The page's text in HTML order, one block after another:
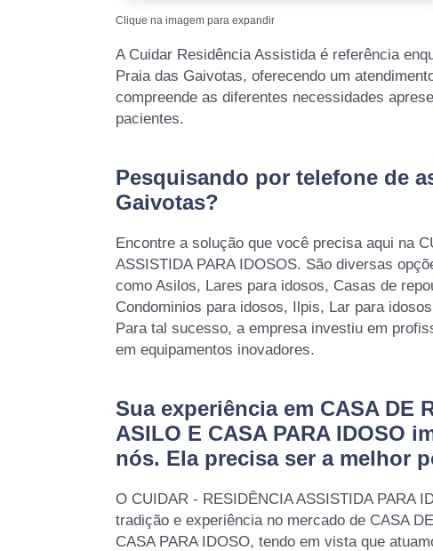
Clique na imagem para expandir
A Cuidar Residência Assistida é referência
Praia das Gaivotas, oferecendo um
compreende as diferentes necessidades
pacientes.
Pesquisando por telefone de
Gaivotas?
Encontre a solução que você precisa aqui na
ASSISTIDA PARA IDOSOS. São diversas
como Asilos, Lares para idosos, Casas de
Condominios para idosos, Ilpis, Lar para
Para tal sucesso, a empresa investiu em
em equipamentos inovadores.
Sua experiência em CASA DE
ASILO E CASA PARA IDOSO
nós. Ela precisa ser a melhor
O CUIDAR - RESIDÊNCIA ASSISTIDA PARA
tradição e experiência no mercado de CASA
CASA PARA IDOSO, tendo em vista que